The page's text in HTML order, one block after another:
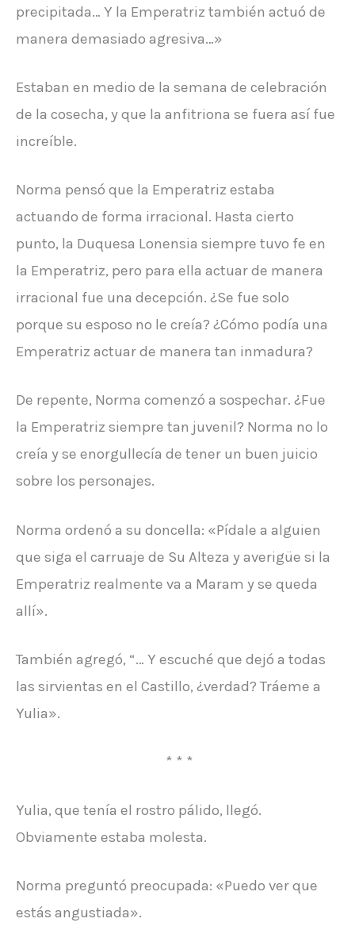
precipitada… Y la Emperatriz también actuó de
manera demasiado agresiva…»
Estaban en medio de la semana de celebración
de la cosecha, y que la anfitriona se fuera así fue
increíble.
Norma pensó que la Emperatriz estaba
actuando de forma irracional. Hasta cierto
punto, la Duquesa Lonensia siempre tuvo fe en
la Emperatriz, pero para ella actuar de manera
irracional fue una decepción. ¿Se fue solo
porque su esposo no le creía? ¿Cómo podía una
Emperatriz actuar de manera tan inmadura?
De repente, Norma comenzó a sospechar. ¿Fue
la Emperatriz siempre tan juvenil? Norma no lo
creía y se enorgullecía de tener un buen juicio
sobre los personajes.
Norma ordenó a su doncella: «Pídale a alguien
que siga el carruaje de Su Alteza y averigüe si la
Emperatriz realmente va a Maram y se queda
allí».
También agregó, “… Y escuché que dejó a todas
las sirvientas en el Castillo, ¿verdad? Tráeme a
Yulia».
* * *
Yulia, que tenía el rostro pálido, llegó.
Obviamente estaba molesta.
Norma preguntó preocupada: «Puedo ver que
estás angustiada».